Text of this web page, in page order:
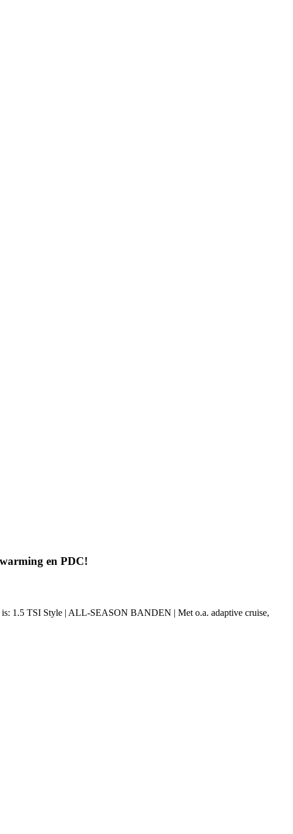
en PDC!
is: 1.5 TSI Style | ALL-SEASON BANDEN | Met o.a. adaptive cruise,